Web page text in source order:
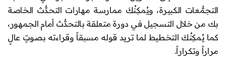
التجمُّعات الكبيرة، ويُمكِنُكَ ممارسة مهارات التحدُّث الخاصة
بك من خلال التسجيل في دورة متعلقة بالتحدُّث أمام الجمهور،
كما يُمكِنُكَ التخطيط لما تريد قوله مسبقاً وقراءته بصوتٍ عالٍ
مراراً وتكراراً.